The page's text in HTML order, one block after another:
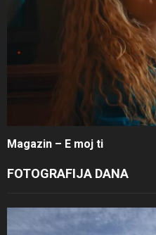
Magazin – E moj ti
FOTOGRAFIJA DANA